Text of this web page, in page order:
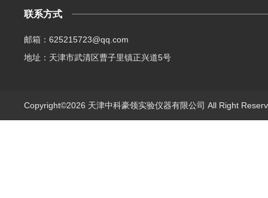
联系方式
邮箱：625215723@qq.com
地址：天津市武清区曹子里镇正兴道5号
Copyright©2026 天津中科豪领实验仪器有限公司 All Right